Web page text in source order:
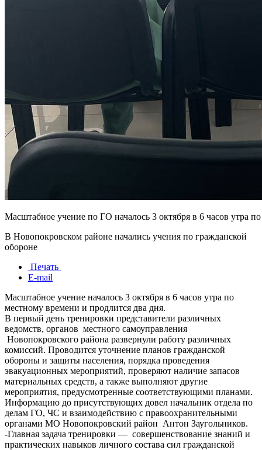
Масштабное учение по ГО началось 3 октября в 6 часов утра
В Новопокровском районе начались учения по гражданской
обороне
Печать
E-mail
Масштабное учение началось 3 октября в 6 часов утра по
местному времени и продлится два дня.
В первый день тренировки представители различных
ведомств, органов местного самоуправления
Новопокровского района развернули работу различных
комиссий. Проводится уточнение планов гражданской
обороны и защиты населения, порядка проведения
эвакуационных мероприятий, проверяют наличие запасов
материальных средств, а также выполняют другие
мероприятия, предусмотренные соответствующими планами.
Информацию до присутствующих довел начальник отдела по
делам ГО, ЧС и взаимодействию с правоохранительными
органами МО Новопокровский район Антон Заугольников.
-Главная задача тренировки — совершенствование знаний и
практических навыков личного состава сил гражданской